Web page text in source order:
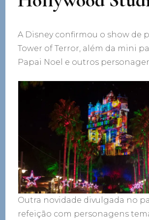
A Disney confirmou o show de
Tower of Terror, além da mini
Papai Noel e outros
Outra novidade divulgada no
refeição com personagens